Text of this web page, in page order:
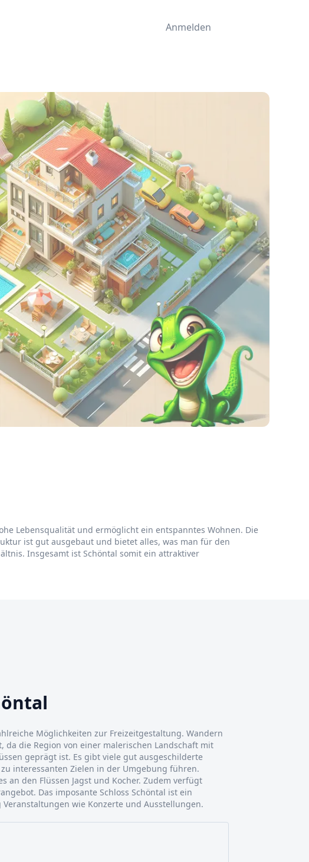
Anmelden
Lebensqualität und ermöglicht ein entspanntes Wohnen. Die
ist gut ausgebaut und bietet alles, was man für den
Insgesamt ist Schöntal somit ein attraktiver
Möglichkeiten zur Freizeitgestaltung. Wandern
da die Region von einer malerischen Landschaft mit
geprägt ist. Es gibt viele gut ausgeschilderte
interessanten Zielen in der Umgebung führen.
an den Flüssen Jagst und Kocher. Zudem verfügt
Das imposante Schloss Schöntal ist ein
wie Konzerte und Ausstellungen.